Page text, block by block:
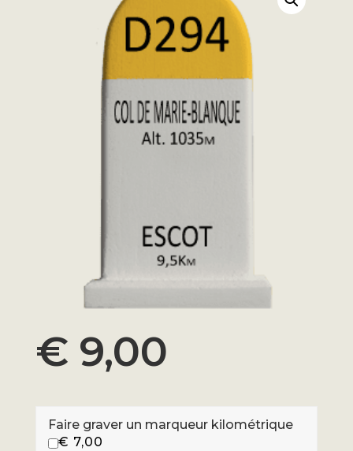
€ 9,00
Faire graver un marqueur kilométrique
€ 7,00